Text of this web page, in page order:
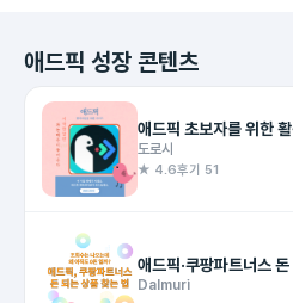
애드픽 성장 콘텐츠
애드픽 초보자를 위한
도로시
★ 4.6후기 51
Dalmuri